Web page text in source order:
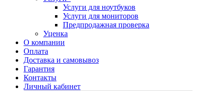
Услуги для ноутбуков
Услуги для мониторов
Предпродажная проверка
Уценка
О компании
Оплата
Доставка и самовывоз
Гарантия
Контакты
Личный кабинет